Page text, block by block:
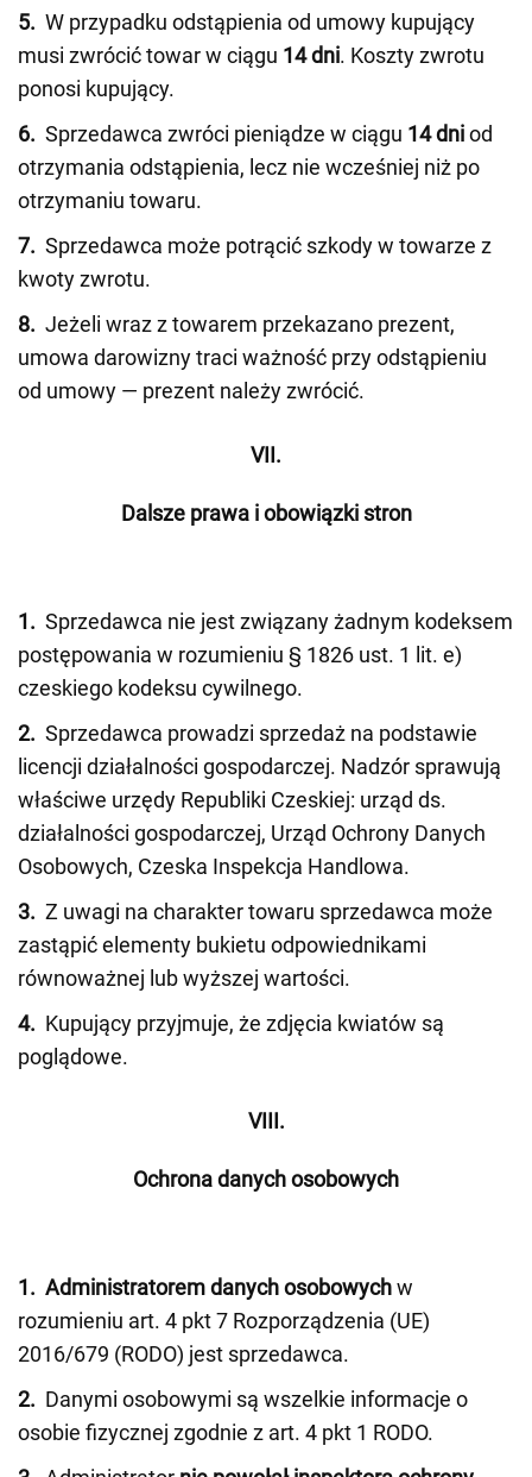
5. W przypadku odstąpienia od umowy kupujący
musi zwrócić towar w ciągu 14 dni. Koszty zwrotu
ponosi kupujący.
6. Sprzedawca zwróci pieniądze w ciągu 14 dniod
otrzymania odstąpienia, lecz nie wcześniej niż po
otrzymaniu towaru.
7. Sprzedawca może potrącić szkody w towarze z
kwoty zwrotu.
8. Jeżeli wraz z towarem przekazano prezent,
umowa darowizny traci ważność przy odstąpieniu
od umowy — prezent należy zwrócić.
VII.
Dalsze prawa i obowiązki stron
1. Sprzedawca nie jest związany żadnym kodeksem
postępowania w rozumieniu § 1826 ust. 1 lit. e)
czeskiego kodeksu cywilnego.
2. Sprzedawca prowadzi sprzedaż na podstawie
licencji działalności gospodarczej. Nadzór sprawują
właściwe urzędy Republiki Czeskiej: urząd ds.
działalności gospodarczej, Urząd Ochrony Danych
Osobowych, Czeska Inspekcja Handlowa.
3. Z uwagi na charakter towaru sprzedawca może
zastąpić elementy bukietu odpowiednikami
równoważnej lub wyższej wartości.
4. Kupujący przyjmuje, że zdjęcia kwiatów są
poglądowe.
VIII.
Ochrona danych osobowych
1. Administratorem danych osobowychw
rozumieniu art. 4 pkt 7 Rozporządzenia (UE)
2016/679 (RODO) jest sprzedawca.
2. Danymi osobowymi są wszelkie informacje o
osobie fizycznej zgodnie z art. 4 pkt 1 RODO.